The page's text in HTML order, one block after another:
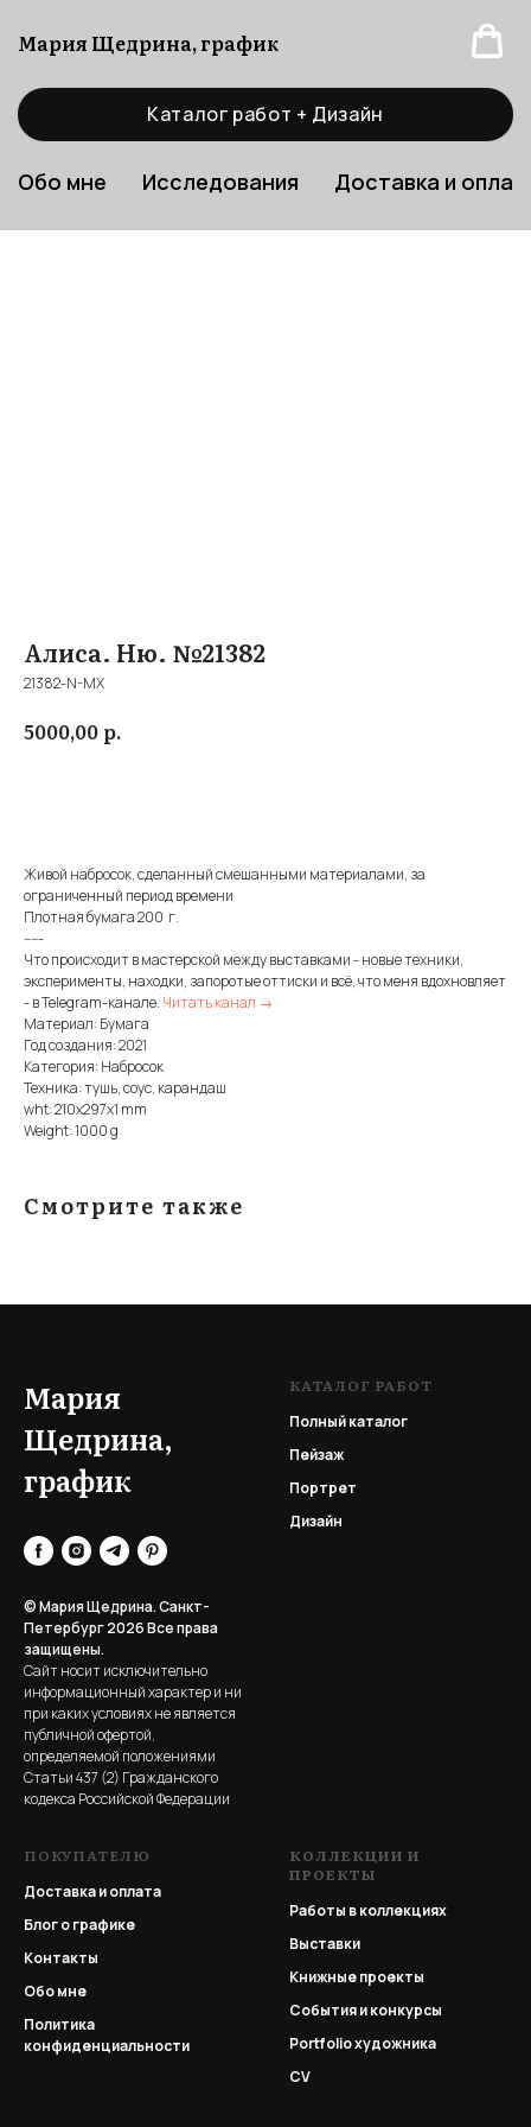
Мария Щедрина, график
Каталог работ + Дизайн
Обо мне Исследования Доставка и
Алиса. Ню. №21382
21382-N-MX
5000,00 р.
Живой набросок, сделанный смешанными материалами, за
ограниченный период времени
Плотная бумага 200 г.
-----
Что происходит в мастерской между выставками - новые техники,
эксперименты, находки, запоротые оттиски и всё, что меня вдохновляет
- в Telegram-канале. Читать канал →
Материал: Бумага
Год создания: 2021
Категория: Набросок
Техника: тушь, соус, карандаш
wht: 210x297x1 mm
Weight: 1000 g
Смотрите также
Мария
Щедрина,
график
© Мария Щедрина. Санкт-
Петербург 2026Все права
защищены.
Сайт носит исключительно
информационный характер и ни
при каких условиях не является
публичной офертой,
определяемой положениями
Статьи 437 (2) Гражданского
кодекса Российской Федерации
КАТАЛОГ РАБОТ
Полный каталог
Пейзаж
Портрет
Дизайн
ПОКУПАТЕЛЮ
Доставка и оплата
Блог о графике
Контакты
Обо мне
Политика
конфиденциальности
КОЛЛЕКЦИИ И
ПРОЕКТЫ
Работы в коллекциях
Выставки
Книжные проекты
События и конкурсы
Portfolioхудожника
CV